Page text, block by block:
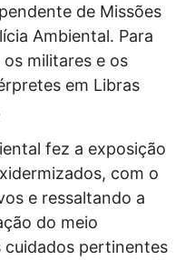
de Missões
Ambiental. Para
militares e os
em Libras
fez a exposição
com o
e ressaltando a
do meio
cuidados pertinentes